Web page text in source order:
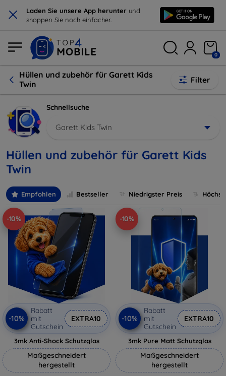
× Laden Sie unsere App herunter und
shoppen Sie noch einfacher.
0
Hüllen und zubehör für Garett Kids
Twin
Filter
Schnellsuche
Garett Kids Twin
Hüllen und zubehör für Garett Kids
Twin
Empfohlen Bestseller Niedrigster Preis
-10%
-10%
Rabatt
mit
Gutschein
EXTRA10
3mk Anti-Shock Schutzglas
Maßgeschneidert
hergestellt
-10%
-10%
Rabatt
mit
Gutschein
EXTRA10
3mk Pure Matt Schutzglas
Maßgeschneidert
hergestellt